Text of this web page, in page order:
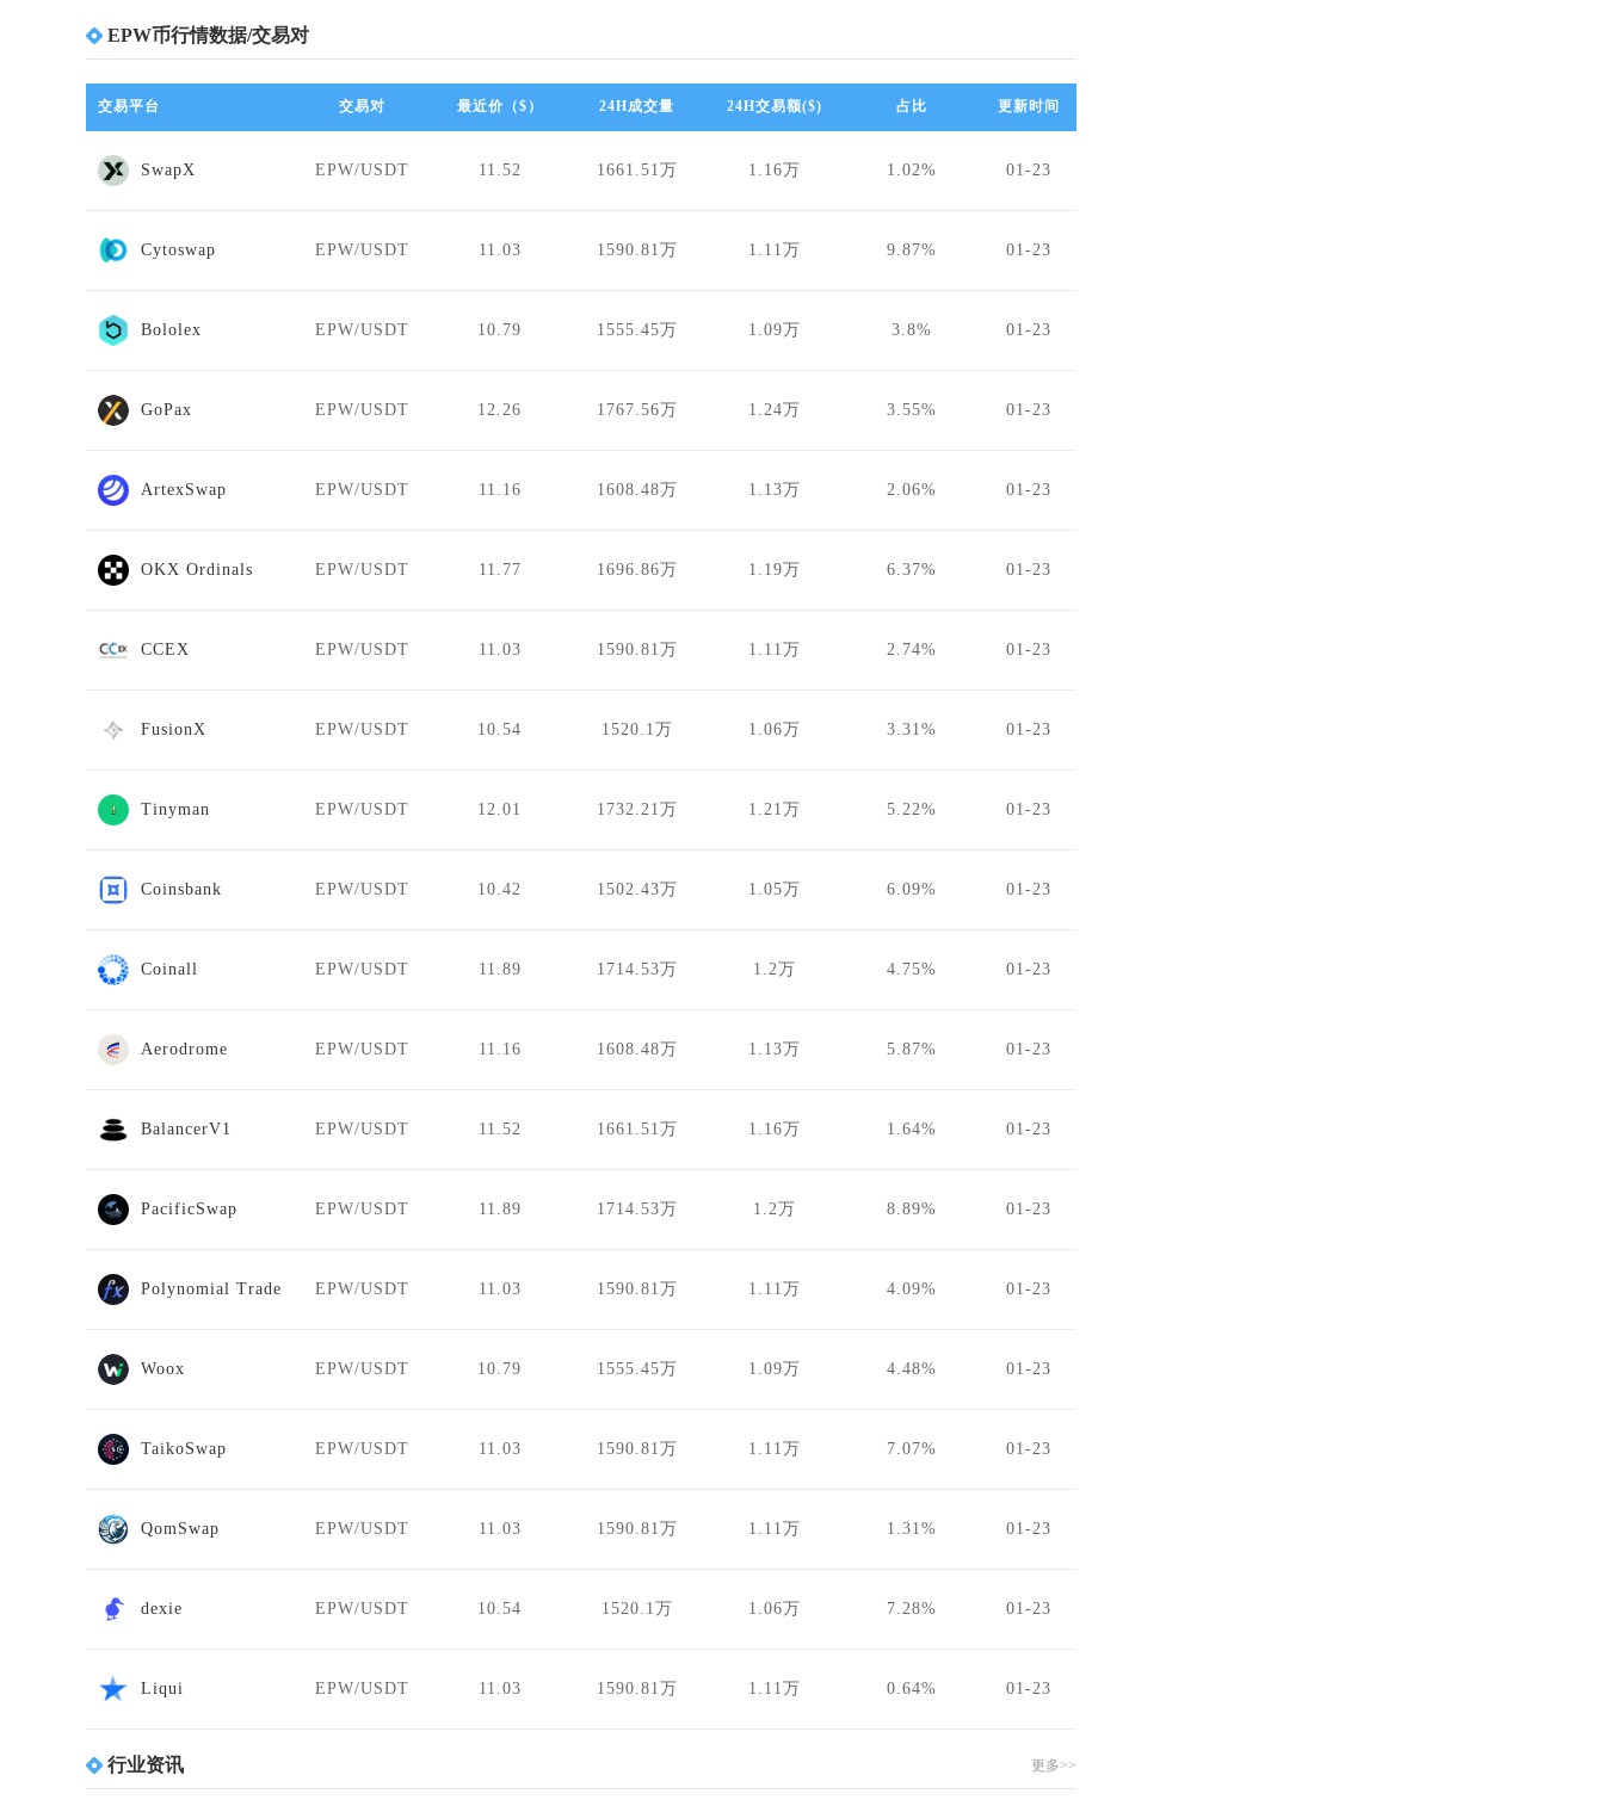
EPW币行情数据/交易对
交易平台 交易对 最近价（$） 24H成交量 24H交易额($) 占比 更新时间
SwapX EPW/USDT 11.52 1661.51万 1.16万 1.02% 01-23
Cytoswap EPW/USDT 11.03 1590.81万 1.11万 9.87% 01-23
Bololex EPW/USDT 10.79 1555.45万 1.09万 3.8% 01-23
GoPax EPW/USDT 12.26 1767.56万 1.24万 3.55% 01-23
ArtexSwap EPW/USDT 11.16 1608.48万 1.13万 2.06% 01-23
OKX Ordinals EPW/USDT 11.77 1696.86万 1.19万 6.37% 01-23
CCEX EPW/USDT 11.03 1590.81万 1.11万 2.74% 01-23
FusionX EPW/USDT 10.54 1520.1万 1.06万 3.31% 01-23
Tinyman EPW/USDT 12.01 1732.21万 1.21万 5.22% 01-23
Coinsbank EPW/USDT 10.42 1502.43万 1.05万 6.09% 01-23
Coinall EPW/USDT 11.89 1714.53万 1.2万 4.75% 01-23
Aerodrome EPW/USDT 11.16 1608.48万 1.13万 5.87% 01-23
BalancerV1 EPW/USDT 11.52 1661.51万 1.16万 1.64% 01-23
PacificSwap EPW/USDT 11.89 1714.53万 1.2万 8.89% 01-23
Polynomial Trade EPW/USDT 11.03 1590.81万 1.11万 4.09% 01-23
Woox EPW/USDT 10.79 1555.45万 1.09万 4.48% 01-23
TaikoSwap EPW/USDT 11.03 1590.81万 1.11万 7.07% 01-23
QomSwap EPW/USDT 11.03 1590.81万 1.11万 1.31% 01-23
dexie EPW/USDT 10.54 1520.1万 1.06万 7.28% 01-23
Liqui EPW/USDT 11.03 1590.81万 1.11万 0.64% 01-23
行业资讯 更多>>